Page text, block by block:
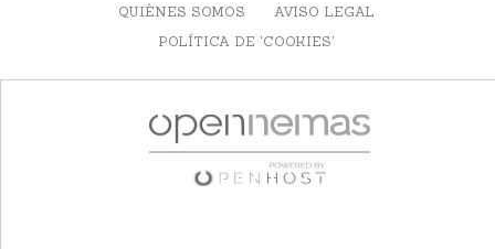
QUIÉNES SOMOS
AVISO LEGAL
POLÍTICA DE 'COOKIES'